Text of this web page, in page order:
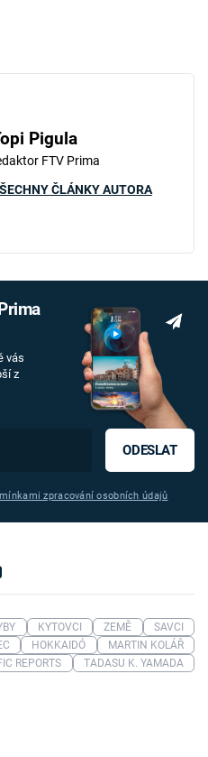
Pigula
FTV Prima
ČLÁNKY AUTORA
vás
z
ODESLAT
zpracování osobních údajů
KYTOVCI ZEMĚ
SAVCI
HOKKAIDÓ
MARTIN KOLÁŘ
REPORTS
TADASU K. YAMADA